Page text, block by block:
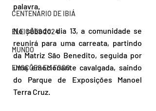
CENTENÁRIO DE IBIÁ
ELEIÇÕES 2024
MUNDO
EMOÇÕES EM FOCO
palavra.
No sábado, dia 13, a comunidade se
reunirá para uma carreata, partindo
da Matriz São Benedito, seguida por
uma emocionante cavalgada, saindo
do Parque de Exposições Manoel
Terra Cruz.